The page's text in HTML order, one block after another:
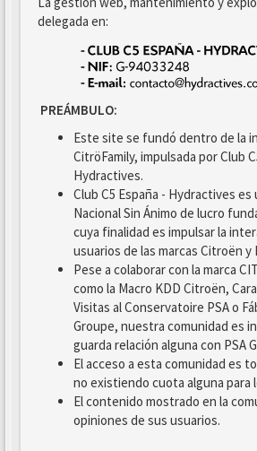
delegada en:
PREÁMBULO:
Este site se fundó dentro de la
CitröFamily, impulsada por Club
Hydractives.
Club C5 España - Hydractives es
Nacional Sin Ánimo de lucro
cuya finalidad es impulsar la
usuarios de las marcas Citroën y
Pese a colaborar con la marca
como la Macro KDD Citroën,
Visitas al Conservatoire PSA o
Groupe, nuestra comunidad es
guarda relación alguna con PSA
El acceso a esta comunidad es
no existiendo cuota alguna para
El contenido mostrado en la
opiniones de sus usuarios.